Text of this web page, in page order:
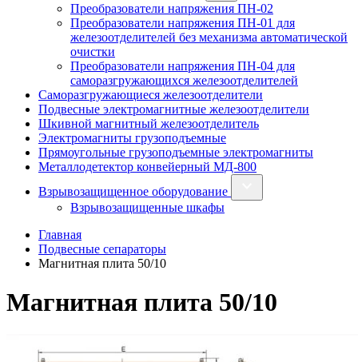
Преобразователи напряжения ПН-02
Преобразователи напряжения ПН-01 для
железоотделителей без механизма автоматической
очистки
Преобразователи напряжения ПН-04 для
саморазгружающихся железоотделителей
Саморазгружающиеся железоотделители
Подвесные электромагнитные железоотделители
Шкивной магнитный железоотделитель
Электромагниты грузоподъемные
Прямоугольные грузоподъемные электромагниты
Металлодетектор конвейерный МД-800
Взрывозащищенное оборудование
Взрывозащищенные шкафы
Главная
Подвесные сепараторы
Магнитная плита 50/10
Магнитная плита 50/10